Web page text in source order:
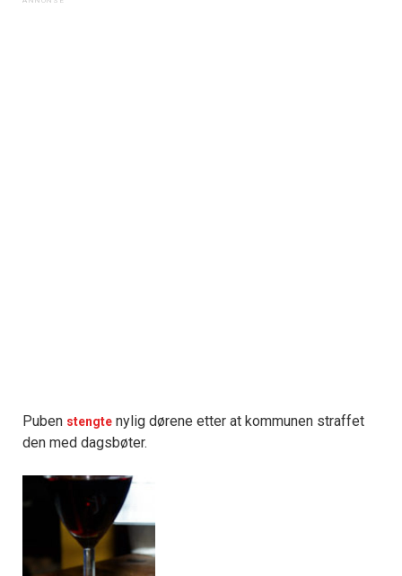
Puben stengte nylig dørene etter at kommunen straffet
den med dagsbøter.